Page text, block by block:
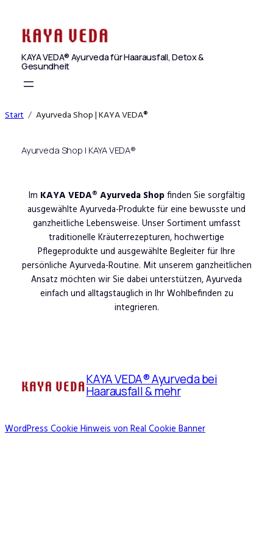
springen
KAYA VEDA® Ayurveda für Haarausfall, Detox &
Gesundheit
Start Ayurveda Shop | KAYA VEDA®
Ayurveda Shop | KAYA VEDA®
Im KAYA VEDA® Ayurveda Shopfinden Sie sorgfältig
ausgewählte Ayurveda-Produkte für eine bewusste und
ganzheitliche Lebensweise. Unser Sortiment umfasst
traditionelle Kräuterrezepturen, hochwertige
Pflegeprodukte und ausgewählte Begleiter für Ihre
persönliche Ayurveda-Routine. Mit unserem ganzheitlichen
Ansatz möchten wir Sie dabei unterstützen, Ayurveda
einfach und alltagstauglich in Ihr Wohlbefinden zu
integrieren.
KAYA VEDA® Ayurveda bei
Haarausfall & mehr
WordPress Cookie Hinweis von Real Cookie Banner